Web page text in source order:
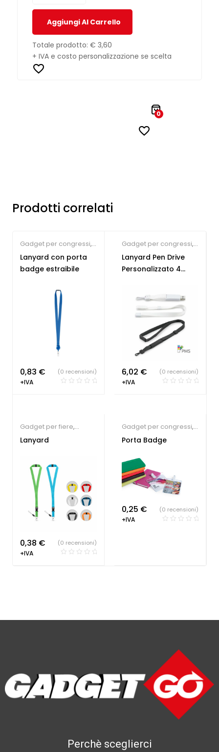
Aggiungi Al Carrello
Totale prodotto: € 3,60
+ IVA e costo personalizzazione se scelta
0
Prodotti correlati
Gadget per congressi,
Gadget per fiere,
Lanyard
personalizzabili
Lanyard con porta
badge estraibile
0,83 €
+IVA
(0 recensioni)
Gadget per congressi,
Gadget per fiere,
Lanyard
economiche
Lanyard Pen Drive
Personalizzato 4
6,02 €
+IVA
(0 recensioni)
Gadget per fiere,
Lanyard
Lanyard
0,38 €
+IVA
(0 recensioni)
Gadget per congressi,
Gadget per fiere
personalizzabili
Porta Badge
0,25 €
+IVA
(0 recensioni)
Perchè sceglierci